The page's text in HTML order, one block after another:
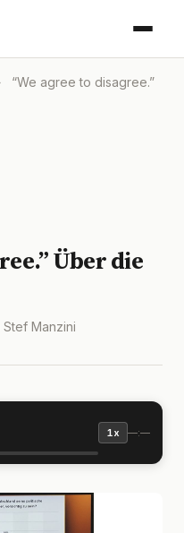
“We agree to disagree.”
Über die
Stef Manzini
1x —:—